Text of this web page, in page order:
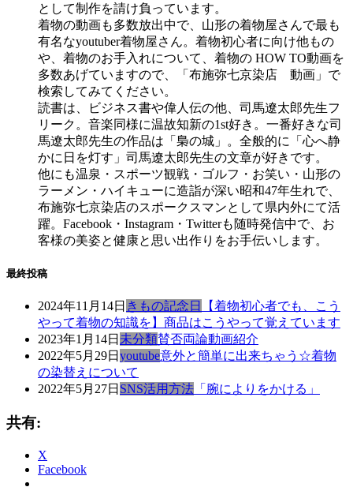
として制作を請け負っています。
着物の動画も多数放出中で、山形の着物屋さんで最も
有名なyoutuber着物屋さん。着物初心者に向け他もの
や、着物のお手入れについて、着物の HOW TO動画を
多数あげていますので、「布施弥七京染店 動画」で
検索してみてください。
読書は、ビジネス書や偉人伝の他、司馬遼太郎先生フ
リーク。音楽同様に温故知新の1st好き。一番好きな司
馬遼太郎先生の作品は「梟の城」。全般的に「心へ静
かに日を灯す」司馬遼太郎先生の文章が好きです。
他にも温泉・スポーツ観戦・ゴルフ・お笑い・山形の
ラーメン・ハイキューに造詣が深い昭和47年生れで、
布施弥七京染店のスポークスマンとして県内外にて活
躍。Facebook・Instagram・Twitterも随時発信中で、お
客様の美姿と健康と思い出作りをお手伝いします。
最終投稿
2024年11月14日 きもの記念日
【着物初心者でも、こう
やって着物の知識を】商品はこうやって覚えています
2023年1月14日 未分類賛否両論動画紹介
2022年5月29日 youtube意外と簡単に出来ちゃう☆着物
の染替えについて
2022年5月27日 SNS活用方法 「腕によりをかける」
共有:
X
Facebook